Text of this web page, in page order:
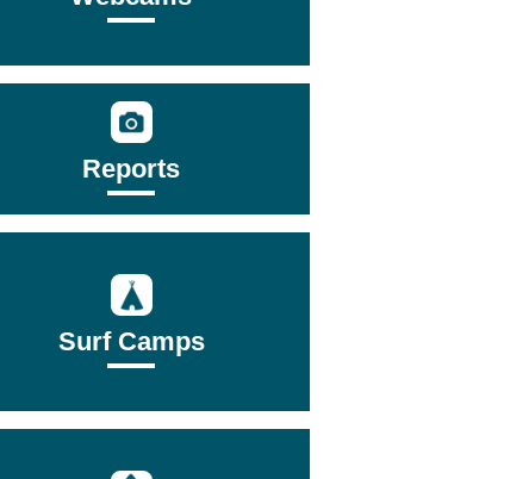
Reports
Surf Camps